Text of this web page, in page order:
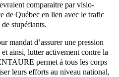
comparaitre par visio-
de Québec en lien avec le trafic
stupéfiants.
mandat d’assurer une pression
ainsi, lutter activement contre la
permet à tous les corps
leurs efforts au niveau national,